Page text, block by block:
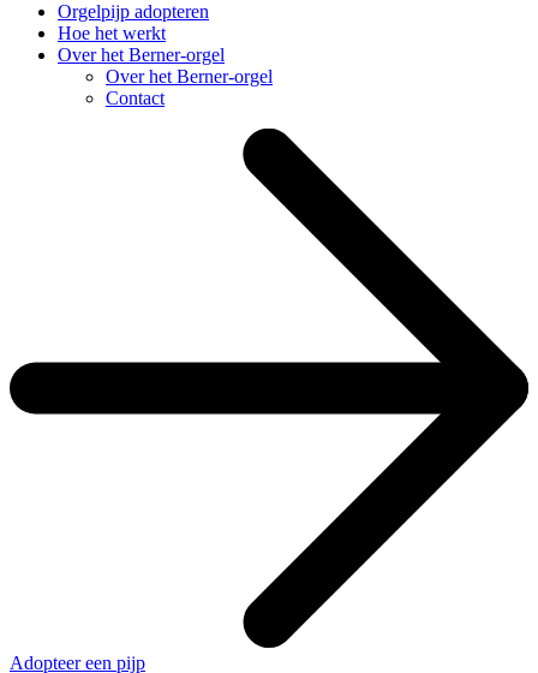
Orgelpijp adopteren
Hoe het werkt
Over het Berner-orgel
Over het Berner-orgel
Contact
Adopteer een pijp